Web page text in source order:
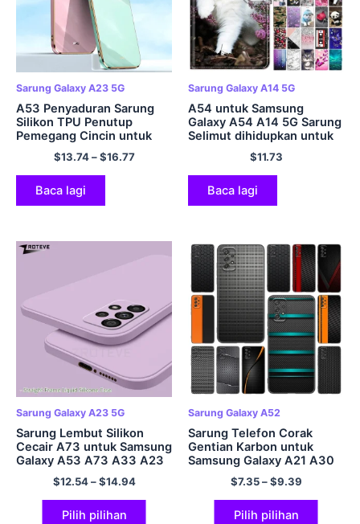
Sarung Galaxy A23 5G
A53 Penyaduran Sarung
Silikon TPU Penutup
Pemegang Cincin untuk
Samsung Galaxy A73 A33
A23 A13 4G M53 A52 A72
A34 A54 5G Sarung
Telefon
$13.74–$16.77
Baca lagi
Sarung Galaxy A14 5G
A54 untuk Samsung
Galaxy A54 A14 5G Sarung
Selimut dihidupkan untuk
Samsung A546 A146 A71
A51 A41 A31 A21s A11
Fundas Kulit Bercat Kulit
Sampul Buku
$11.73
Baca lagi
Sarung Galaxy A23 5G
Sarung Lembut Silikon
Cecair A73 untuk Samsung
Galaxy A53 A73 A33 A23
A13 5G M53 M33 A72 A52
s A52s A34 A54 Sarung
Telefon
$12.54–$14.94
Pilih pilihan
Sarung Galaxy A52
Sarung Telefon Corak
Gentian Karbon untuk
Samsung Galaxy A21 A30
A50 A52 S A13 A22 A32
A33 A53 A73 5G A11 A12
A31 A51 A70 A71 A72
$7.35–$9.39
Pilih pilihan